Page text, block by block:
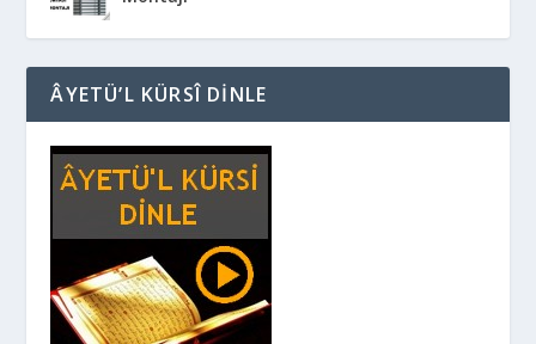
ÂYETÜ’L KÜRSÎ DINLE